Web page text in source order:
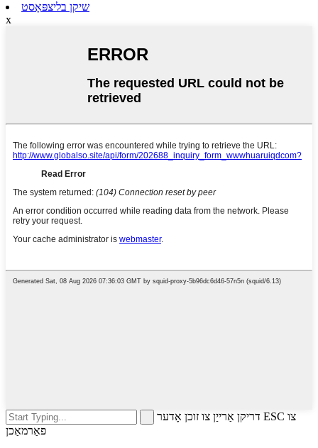
שיקן בליצפּאָסט
x
דריקן אַרייַן צו זוכן אָדער ESC צו
פאַרמאַכן